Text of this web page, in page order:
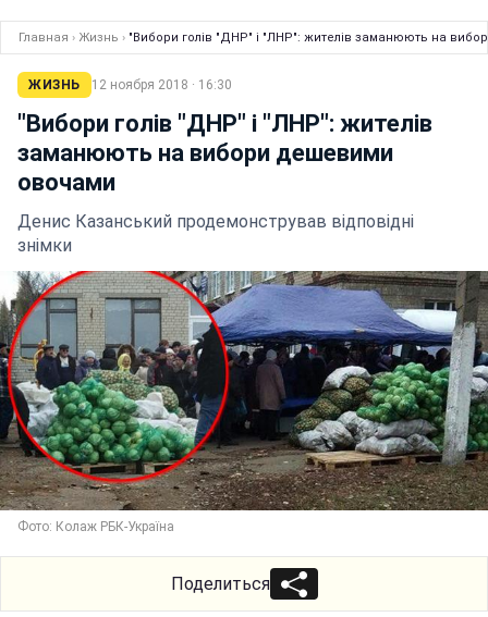
Главная › Жизнь › "Вибори голів "ДНР" і "ЛНР": жителів заманюють на
ЖИЗНЬ 12 ноября 2018 · 16:30
"Вибори голів "ДНР" і "ЛНР": жителів
заманюють на вибори дешевими
овочами
Денис Казанський продемонстрував відповідні
знімки
Фото: Колаж РБК-Україна
Поделиться